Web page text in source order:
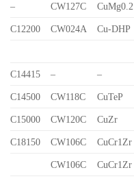
– CW127C CuMg0.2
C12200 CW024A Cu-DHP
C14415 – –
C14500 CW118C CuTeP
C15000 CW120C CuZr
C18150 CW106C CuCr1Zr
CW106C CuCr1Zr